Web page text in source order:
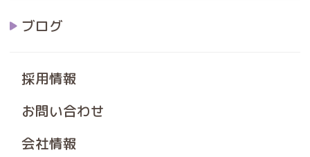
ブログ
採用情報
お問い合わせ
会社情報